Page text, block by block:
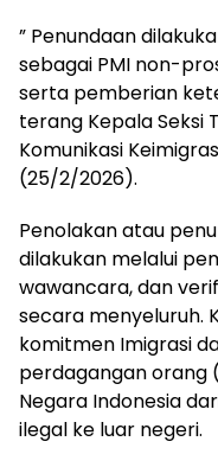
” Penundaan
sebagai PMI non-
serta pemberian
terang Kepala Seksi
Komunikasi
(25/2/2026).
Penolakan atau
dilakukan melalui
wawancara, dan
secara menyeluruh.
komitmen Imigrasi
perdagangan orang
Negara Indonesia
ilegal ke luar negeri.